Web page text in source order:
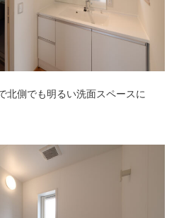
北側でも明るい洗面スペースに